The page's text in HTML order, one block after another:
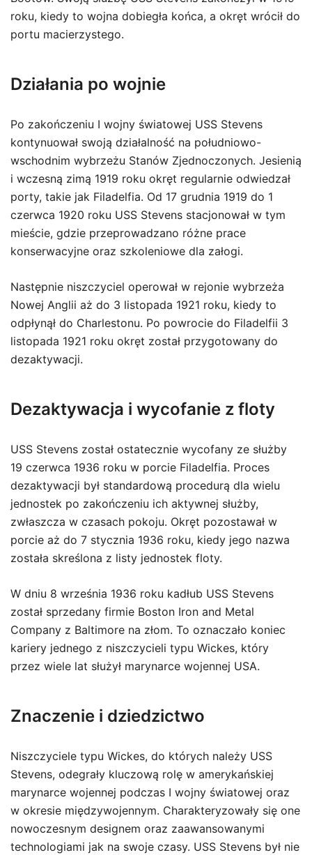
roku, kiedy to wojna dobiegła końca, a okręt wrócił do
portu macierzystego.
Działania po wojnie
Po zakończeniu I wojny światowej USS Stevens
kontynuował swoją działalność na południowo-
wschodnim wybrzeżu Stanów Zjednoczonych. Jesienią
i wczesną zimą 1919 roku okręt regularnie odwiedzał
porty, takie jak Filadelfia. Od 17 grudnia 1919 do 1
czerwca 1920 roku USS Stevens stacjonował w tym
mieście, gdzie przeprowadzano różne prace
konserwacyjne oraz szkoleniowe dla załogi.
Następnie niszczyciel operował w rejonie wybrzeża
Nowej Anglii aż do 3 listopada 1921 roku, kiedy to
odpłynął do Charlestonu. Po powrocie do Filadelfii 3
listopada 1921 roku okręt został przygotowany do
dezaktywacji.
Dezaktywacja i wycofanie z floty
USS Stevens został ostatecznie wycofany ze służby
19 czerwca 1936 roku w porcie Filadelfia. Proces
dezaktywacji był standardową procedurą dla wielu
jednostek po zakończeniu ich aktywnej służby,
zwłaszcza w czasach pokoju. Okręt pozostawał w
porcie aż do 7 stycznia 1936 roku, kiedy jego nazwa
została skreślona z listy jednostek floty.
W dniu 8 września 1936 roku kadłub USS Stevens
został sprzedany firmie Boston Iron and Metal
Company z Baltimore na złom. To oznaczało koniec
kariery jednego z niszczycieli typu Wickes, który
przez wiele lat służył marynarce wojennej USA.
Znaczenie i dziedzictwo
Niszczyciele typu Wickes, do których należy USS
Stevens, odegrały kluczową rolę w amerykańskiej
marynarce wojennej podczas I wojny światowej oraz
w okresie międzywojennym. Charakteryzowały się one
nowoczesnym designem oraz zaawansowanymi
technologiami jak na swoje czasy. USS Stevens był nie